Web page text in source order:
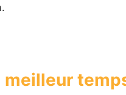
meilleur